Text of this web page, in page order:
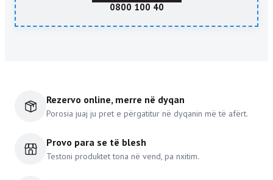
0800 100 40
Rezervo online, merre në dyqan
Porosia juaj ju pret e përgatitur në dyqanin më të afërt.
Provo para se të blesh
Testoni produktet tona në vend, pa nxitim.